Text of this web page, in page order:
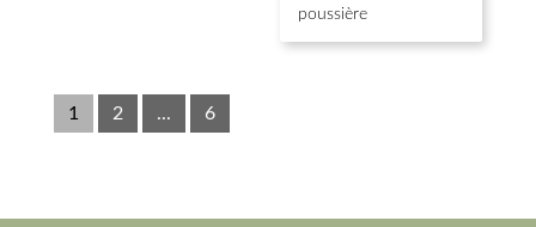
poussière
1 2 ... 6